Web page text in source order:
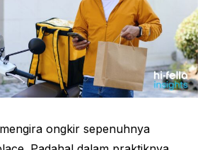
ongkir sepenuhnya